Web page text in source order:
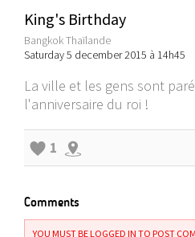
King's Birthday
Bangkok Thaïlande
Saturday 5 december 2015 à 14h45
La ville et les gens sont
l'anniversaire du roi !
1
Comments
YOU MUST BE LOGGED IN TO POST